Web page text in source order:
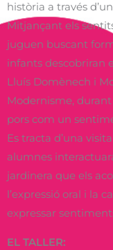
història a través
Mitjançant els
juguen buscant
infants descobriran
Lluís Domènech i
Modernisme,
pors com un
Es tracta d’una
alumnes
jardinera que els
l’expressió oral i la
expressar
EL TALLER: